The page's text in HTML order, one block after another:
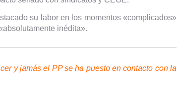
su labor en los momentos «complicados»
inédita».
y jamás el PP se ha puesto en contacto con la